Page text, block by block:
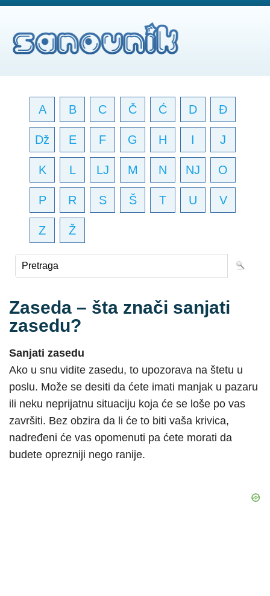
A B C Č Ć D Đ
Dž E F G H I J
K L LJ M N NJ O
P R S Š T U V
Z Ž
Zaseda – šta znači sanjati
zasedu?
Sanjati zasedu
Ako u snu vidite zasedu, to upozorava na štetu u
poslu. Može se desiti da ćete imati manjak u pazaru
ili neku neprijatnu situaciju koja će se loše po vas
završiti. Bez obzira da li će to biti vaša krivica,
nadređeni će vas opomenuti pa ćete morati da
budete oprezniji nego ranije.